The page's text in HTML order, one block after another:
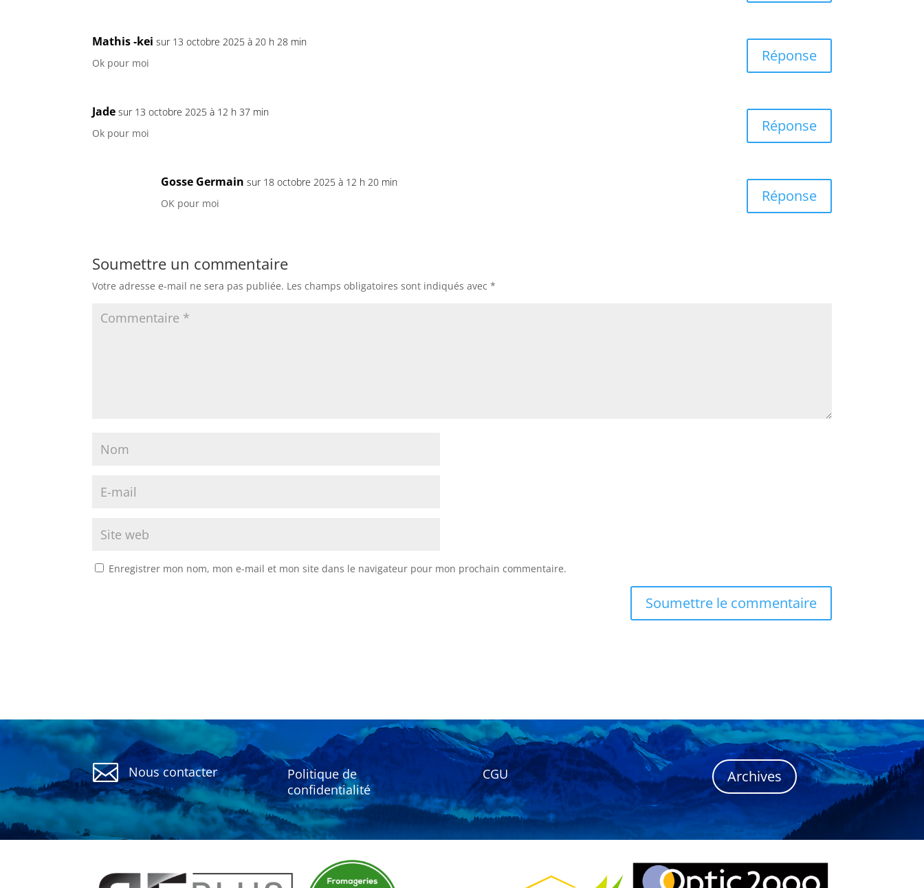
Mathis -kei sur 13 octobre 2025 à 20 h 28 min
Ok pour moi
Réponse
Jade sur 13 octobre 2025 à 12 h 37 min
Ok pour moi
Réponse
Gosse Germain sur 18 octobre 2025 à 12 h 20 min
OK pour moi
Réponse
Soumettre un commentaire
Votre adresse e-mail ne sera pas publiée. Les champs obligatoires sont indiqués avec*
Enregistrer mon nom, mon e-mail et mon site dans le navigateur pour mon prochain commentaire.
Soumettre le commentaire
 Nous contacter
Politique de
confidentialité
CGU Archives